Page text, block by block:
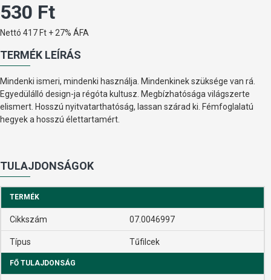
530 Ft
Nettó 417 Ft + 27% ÁFA
TERMÉK LEÍRÁS
Mindenki ismeri, mindenki használja. Mindenkinek szüksége van rá.
Egyedülálló design-ja régóta kultusz. Megbízhatósága világszerte
elismert. Hosszú nyitvatarthatóság, lassan szárad ki. Fémfoglalatú
hegyek a hosszú élettartamért.
TULAJDONSÁGOK
TERMÉK
Cikkszám 07.0046997
Típus Tűfilcek
FŐ TULAJDONSÁG